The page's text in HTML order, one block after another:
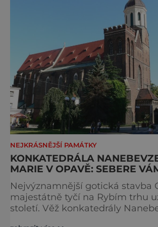
NEJKRÁSNĚJŠÍ PAMÁTKY
KONKATEDRÁLA
MARIE V OPAVĚ: SEBERE
Nejvýznamnější gotická stavba
majestátně tyčí na Rybím trhu
století. Věž konkatedrály